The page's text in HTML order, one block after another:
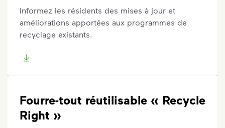
Informez les résidents des mises à jour et
améliorations apportées aux programmes de
recyclage existants.
Fourre-tout réutilisable « Recycle
Right »